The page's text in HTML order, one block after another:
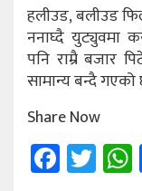
हलीउड, बलीउड
ननाघ्दै युट्युवमा
पनि राम्रै बजार
सामान्य बन्दै गएको
Share Now